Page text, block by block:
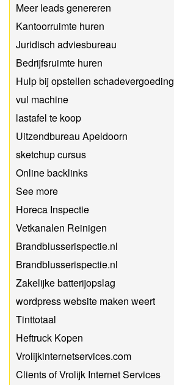
Meer leads genereren
Kantoorruimte huren
Juridisch adviesbureau
Bedrijfsruimte huren
Hulp bij opstellen schadevergoeding
vul machine
lastafel te koop
Uitzendbureau Apeldoorn
sketchup cursus
Online backlinks
See more
Horeca Inspectie
Vetkanalen Reinigen
Brandblusserispectie.nl
Brandblusserispectie.nl
Zakelijke batterijopslag
wordpress website maken weert
Tinttotaal
Heftruck Kopen
Vrolijkinternetservices.com
Clients of Vrolijk Internet Services